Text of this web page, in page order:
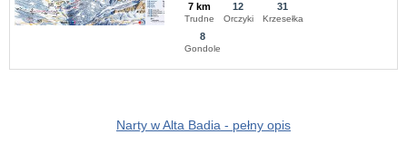
7 km
Trudne
12
Orczyki
31
Krzesełka
8
Gondole
Narty w Alta Badia - pełny opis